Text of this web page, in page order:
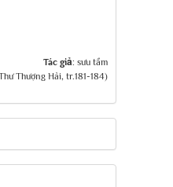
Tác giả: sưu tầm
Thượng Hải, tr.181-184)